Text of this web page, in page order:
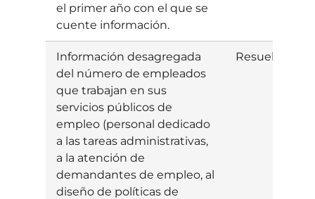
el primer año con el que se
cuente información.
Información desagregada
del número de empleados
que trabajan en sus
servicios públicos de
empleo (personal dedicado
a las tareas administrativas,
a la atención de
demandantes de empleo, al
diseño de políticas de
Resuelta